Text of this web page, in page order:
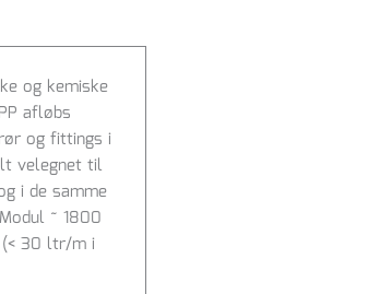
og kemiske
afløbs
og fittings i
velegnet til
i de samme
~ 1800
(< 30 ltr/m i